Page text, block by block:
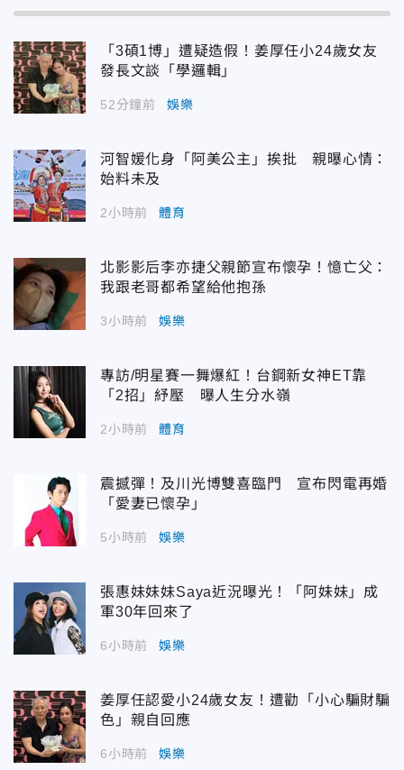
「3碩1博」遭疑造假！姜厚任小24歲女友
發長文談「學邏輯」
52分鐘前 娛樂
河智媛化身「阿美公主」挨批 親曝心情：
始料未及
2小時前 體育
北影影后李亦捷父親節宣布懷孕！憶亡父：
我跟老哥都希望給他抱孫
3小時前 娛樂
專訪/明星賽一舞爆紅！台鋼新女神ET靠
「2招」紓壓 曝人生分水嶺
2小時前 體育
震撼彈！及川光博雙喜臨門 宣布閃電再婚
「愛妻已懷孕」
5小時前 娛樂
張惠妹妹妹Saya近況曝光！「阿妹妹」成
軍30年回來了
6小時前 娛樂
姜厚任認愛小24歲女友！遭勸「小心騙財騙
色」親自回應
6小時前 娛樂